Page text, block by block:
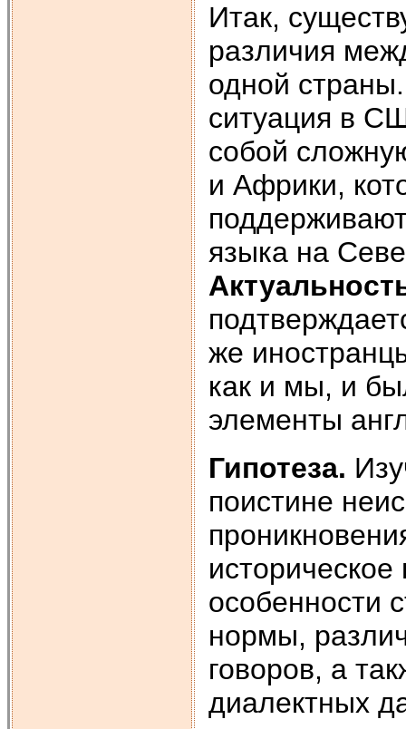
Итак,
различия
одной
ситуация в
собой
и Африки,
языка на
же
как и мы, и
элементы
Гипотеза.
поистине
особенности
нормы,
говоров, а
диалектных